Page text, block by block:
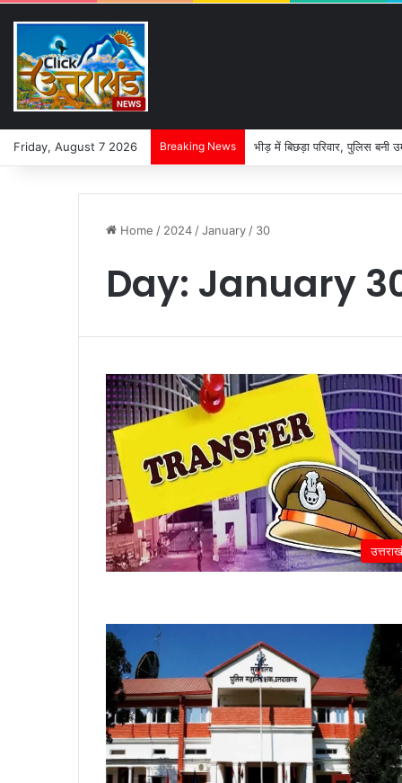
Friday, August 7 2026 Breaking News भीड़ में बिछड़ा परिवार, पुलिस बनी
Home / 2024 /January / 30
Day: January